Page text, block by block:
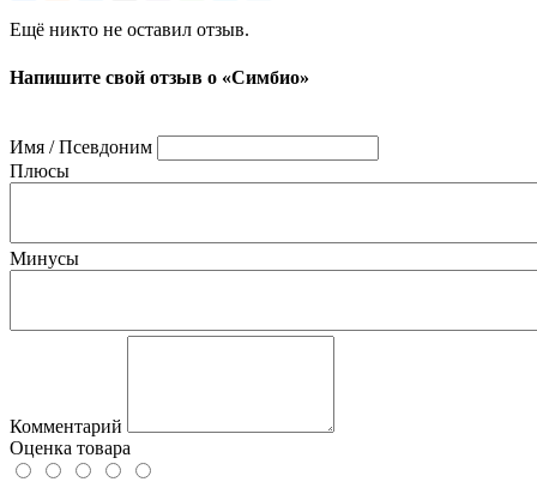
Ещё никто не оставил отзыв.
Напишите свой отзыв о «Симбио»
Имя / Псевдоним
Плюсы
Минусы
Комментарий
Оценка товара